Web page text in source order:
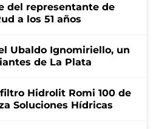
del representante de
a los 51 años
Ubaldo Ignomiriello, un
de La Plata
Hidrolit Romi 100 de
Soluciones Hídricas